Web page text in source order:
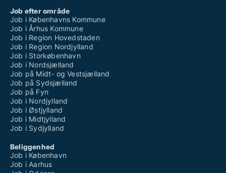
Job efter område
Job i Københavns Kommune
Job i Århus Kommune
Job i Region Hovedstaden
Job i Region Nordjylland
Job i Storkøbenhavn
Job i Nordsjælland
Job på Midt- og Vestsjælland
Job på Sydsjælland
Job på Fyn
Job i Nordjylland
Job i Østjylland
Job i Midtjylland
Job i Sydjylland
Beliggenhed
Job i København
Job i Aarhus